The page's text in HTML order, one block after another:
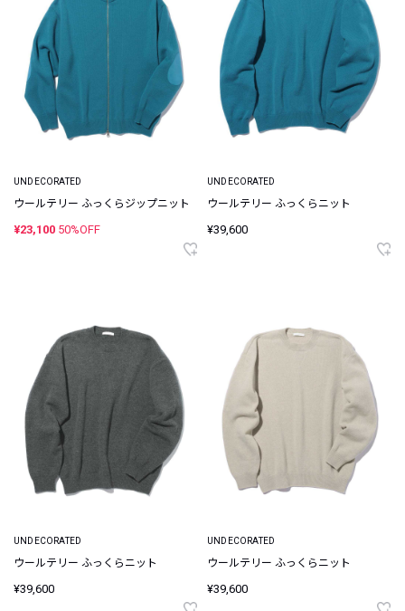
UNDECORATED
ウールテリー ふっくらジップニット
¥23,100 50%OFF
UNDECORATED
ウールテリー ふっくらニット
¥39,600
UNDECORATED
ウールテリー ふっくらニット
¥39,600
UNDECORATED
ウールテリー ふっくらニット
¥39,600